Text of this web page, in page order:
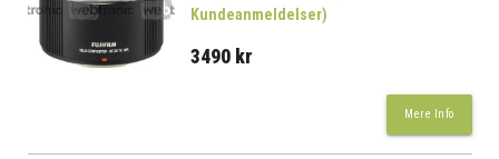
Kundeanmeldelser)
3490 kr
Mere Info